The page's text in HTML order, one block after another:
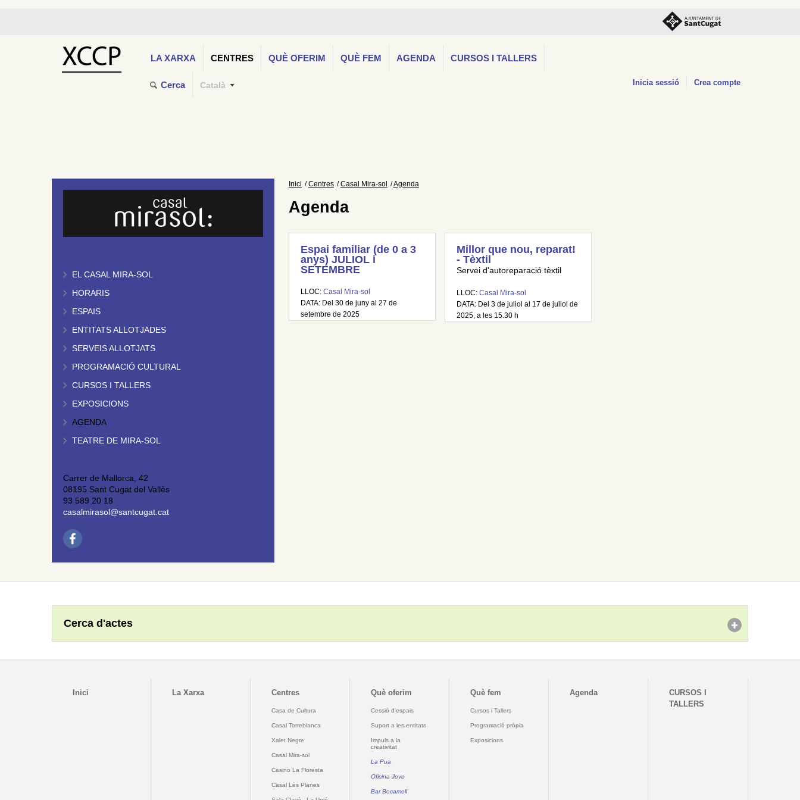
LA XARXA CENTRES QUÈ OFERIM QUÈ FEM AGENDA CURSOS I TALLERS
Cerca Català Inicia sessió Crea compte
EL CASAL MIRA-SOL
HORARIS
ESPAIS
ENTITATS ALLOTJADES
SERVEIS ALLOTJATS
PROGRAMACIÓ CULTURAL
CURSOS I TALLERS
EXPOSICIONS
AGENDA
TEATRE DE MIRA-SOL
Carrer de Mallorca, 42
08195 Sant Cugat del Vallès
93 589 20 18
casalmirasol@santcugat.cat
Inici Centres Casal Mira-sol Agenda
Agenda
Espai familiar (de 0 a 3
anys) JULIOL i
SETEMBRE
LLOC: Casal Mira-sol
DATA: Del 30 de juny al 27 de
setembre de 2025
Millor que nou, reparat!
- Tèxtil
Servei d'autoreparació tèxtil
LLOC:Casal Mira-sol
DATA: Del 3 de juliol al 17 de juliol de
2025, a les 15.30 h
Cerca d'actes
Inici La Xarxa Centres
Casa de Cultura
Casal Torreblanca
Xalet Negre
Casal Mira-sol
Casino La Floresta
Casal Les Planes
Què oferim
Cessió d'espais
Suport a les entitats
Impuls a la
creativitat
La Pua
Oficina Jove
Bar Bocamoll
Què fem
Cursos i Tallers
Programació pròpia
Exposicions
Agenda
CURSOS I
TALLERS